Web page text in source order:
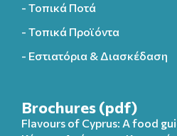
- Τοπικά Ποτά
- Τοπικά Προϊόντα
- Εστιατόρια & Διασκέδαση
Brochures (pdf)
Flavours of Cyprus: A food